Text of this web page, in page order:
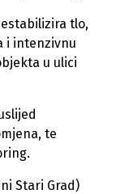
tlo,
i intenzivnu
u ulici
te
Stari Grad)